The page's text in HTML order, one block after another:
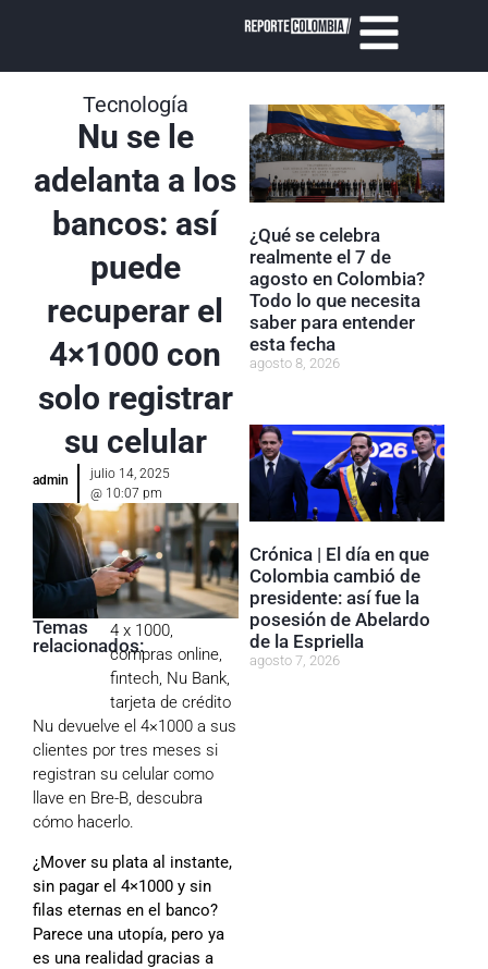
Tecnología
Nu se le
adelanta a los
bancos: así
puede
recuperar el
4×1000 con
solo registrar
su celular
admin
julio 14, 2025
@ 10:07 pm
Temas
relacionados:
4 x 1000,
compras online,
fintech, Nu Bank,
tarjeta de crédito
Nu devuelve el 4×1000 a sus
clientes por tres meses si
registran su celular como
llave en Bre-B, descubra
cómo hacerlo.
¿Mover su plata al instante,
sin pagar el 4×1000 y sin
filas eternas en el banco?
Parece una utopía, pero ya
es una realidad gracias a
¿Qué se celebra
realmente el 7 de
agosto en Colombia?
Todo lo que necesita
saber para entender
esta fecha
agosto 8, 2026
Crónica | El día en que
Colombia cambió de
presidente: así fue la
posesión de Abelardo
de la Espriella
agosto 7, 2026